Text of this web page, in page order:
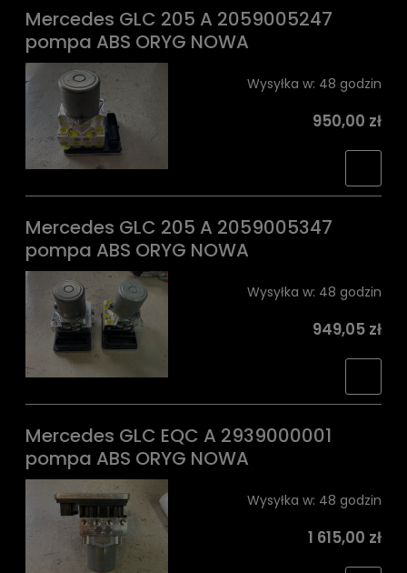
Mercedes GLC 205 A 2059005247
pompa ABS ORYG NOWA
Wysyłka w: 48 godzin
950,00 zł
Mercedes GLC 205 A 2059005347
pompa ABS ORYG NOWA
Wysyłka w: 48 godzin
949,05 zł
Mercedes GLC EQC A 2939000001
pompa ABS ORYG NOWA
Wysyłka w: 48 godzin
1 615,00 zł